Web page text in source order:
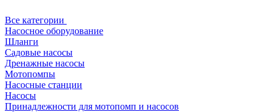
Все категории
Насосное оборудование
Шланги
Садовые насосы
Дренажные насосы
Мотопомпы
Насосные станции
Насосы
Принадлежности для мотопомп и насосов